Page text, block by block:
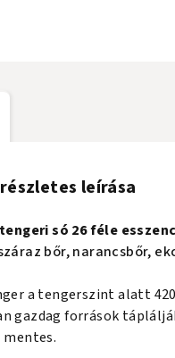
leírása
só 26 féle
bőr, narancsbőr,
a tengerszint alatt
gazdag források